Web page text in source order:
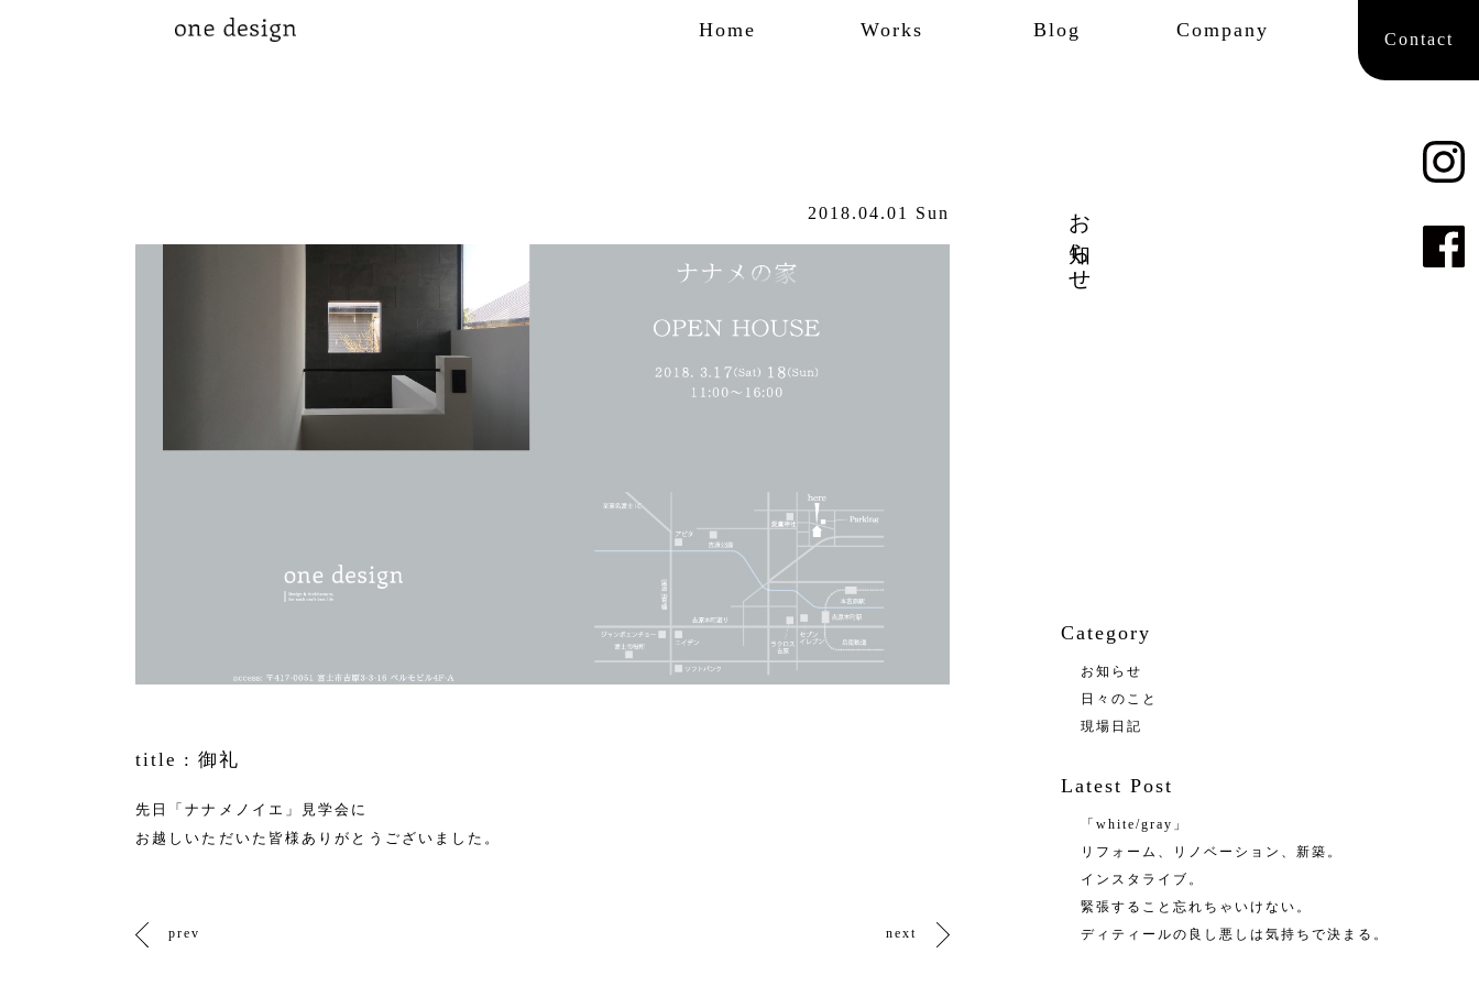
Home Works Blog Company Contact
2018.04.01 Sun
title : 御礼
先日「ナナメノイエ」見学会に
お越しいただいた皆様ありがとうございました。
prev next
お知らせ
Category
お知らせ
日々のこと
現場日記
Latest Post
「white/gray」
リフォーム、リノベーション、新築。
インスタライブ。
緊張すること忘れちゃいけない。
ディティールの良し悪しは気持ちで決まる。